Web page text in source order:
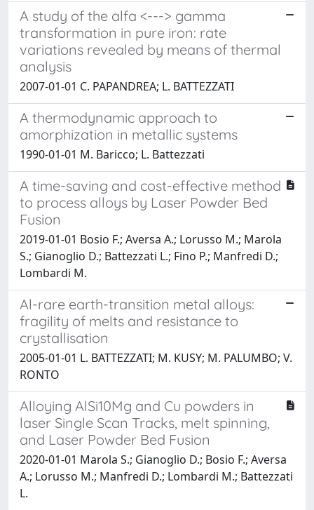
A study of the alfa <---> gamma
transformation in pure iron: rate
variations revealed by means of thermal
analysis
2007-01-01 C. PAPANDREA; L. BATTEZZATI
A thermodynamic approach to
amorphization in metallic systems
1990-01-01 M. Baricco; L. Battezzati
A time-saving and cost-effective method
to process alloys by Laser Powder Bed
Fusion
2019-01-01 Bosio F.; Aversa A.; Lorusso M.; Marola
S.; Gianoglio D.; Battezzati L.; Fino P.; Manfredi D.;
Lombardi M.
Al-rare earth-transition metal alloys:
fragility of melts and resistance to
crystallisation
2005-01-01 L. BATTEZZATI; M. KUSY; M. PALUMBO; V.
RONTO
Alloying AlSi10Mg and Cu powders in
laser Single Scan Tracks, melt spinning,
and Laser Powder Bed Fusion
2020-01-01 Marola S.; Gianoglio D.; Bosio F.; Aversa
A.; Lorusso M.; Manfredi D.; Lombardi M.; Battezzati
L.